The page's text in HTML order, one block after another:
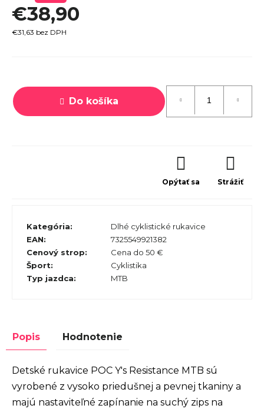
€38,90
€31,63 bez DPH
cena:
Do košíka
Kategória:
Dlhé cyklistické rukavice
EAN:
7325549921382
Cenový strop:
Cena do 50 €
Šport:
Cyklistika
Typ jazdca: MTB
Opýtať sa Strážiť
Popis Hodnotenie
Detské rukavice POC Y's Resistance MTB sú
vyrobené z vysoko priedušnej a pevnej tkaniny a
majú nastaviteľné zapínanie na suchý zips na
r
ú
e
2025
€600
€899